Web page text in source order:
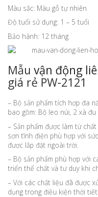
Màu sắc: Màu gỗ tự nhiên
Độ tuổi sử dụng: 1 – 5 tuổi
Bảo hành: 12 tháng
Mẫu vận động
giá rẻ PW-2121
– Bộ sản phẩm tích hợp đa
bao gồm: Bộ leo núi, 2 xà
– Sản phẩm được làm từ
sơn tĩnh điện phù hợp với
được lắp đặt ngoài trời.
– Bộ sản phẩm phù hợp với
triển thể chất và tư duy khi
– Với các chất liệu đã được
dụng trong điều kiện thời